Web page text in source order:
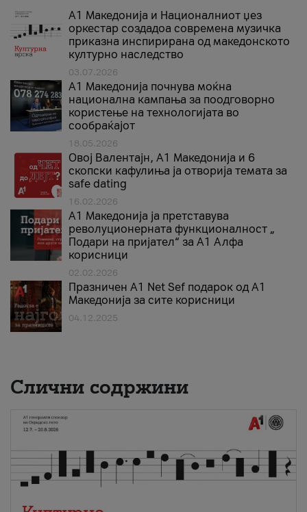
А1 Македонија и Националниот џез
оркестар создадоа современа музичка
приказна инспирирана од македонското
културно наследство
03.07.2026
A1 Македонија почнува моќна
национална кампања за поодговорно
користење на технологијата во
сообраќајот
18.05.2026
Овој Валентајн, A1 Македонија и 6
скопски кафулиња ја отворија темата за
safe dating
16.02.2026
А1 Македонија ја претставува
револуционерната функционалност „
Подари на пријател“ за А1 Алфа
корисници
02.02.2026
Празничен A1 Net Sеf подарок од А1
Македонија за сите корисници
04.12.2025
Слични содржини